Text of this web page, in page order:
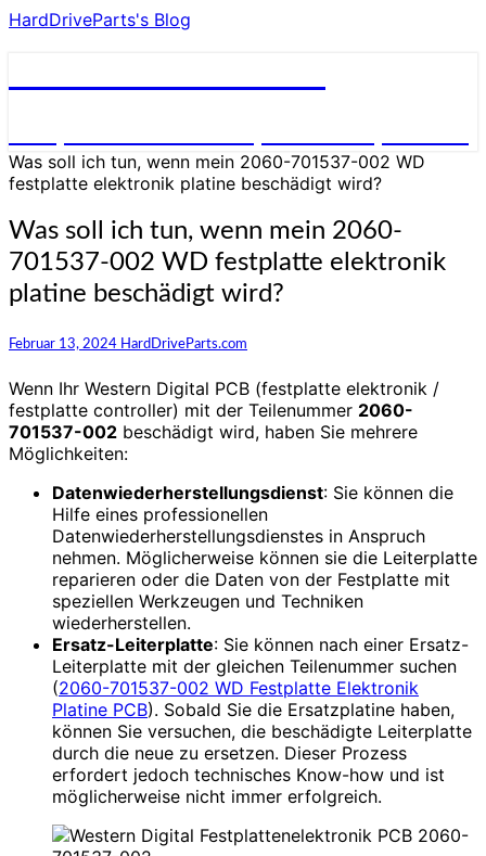
HardDriveParts's Blog
Was soll ich tun, wenn mein 2060-701537-002 WD
festplatte elektronik platine beschädigt wird?
Was soll ich tun, wenn mein 2060-
701537-002 WD festplatte elektronik
platine beschädigt wird?
Februar 13, 2024 HardDriveParts.com
Wenn Ihr Western Digital PCB (festplatte elektronik /
festplatte controller) mit der Teilenummer 2060-
701537-002 beschädigt wird, haben Sie mehrere
Möglichkeiten:
Datenwiederherstellungsdienst: Sie können die
Hilfe eines professionellen
Datenwiederherstellungsdienstes in Anspruch
nehmen. Möglicherweise können sie die Leiterplatte
reparieren oder die Daten von der Festplatte mit
speziellen Werkzeugen und Techniken
wiederherstellen.
Ersatz-Leiterplatte: Sie können nach einer Ersatz-
Leiterplatte mit der gleichen Teilenummer suchen
(2060-701537-002 WD Festplatte Elektronik
Platine PCB). Sobald Sie die Ersatzplatine haben,
können Sie versuchen, die beschädigte Leiterplatte
durch die neue zu ersetzen. Dieser Prozess
erfordert jedoch technisches Know-how und ist
möglicherweise nicht immer erfolgreich.